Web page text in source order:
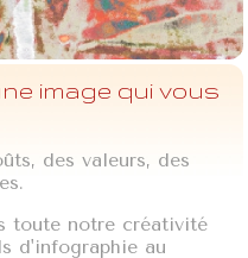
image qui vous
des valeurs, des
toute notre créativité
d'infographie au